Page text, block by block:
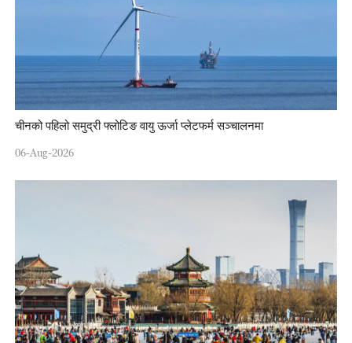
चीनको पहिलो समुद्री फ्लोटिङ वायु ऊर्जा प्लेटफर्म सञ्चालनमा
06-Aug-2026